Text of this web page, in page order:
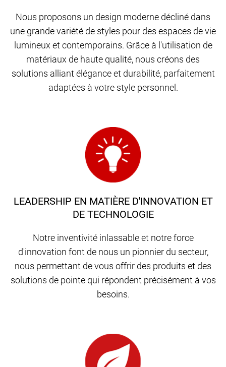
Nous proposons un design moderne décliné dans
une grande variété de styles pour des espaces de vie
lumineux et contemporains. Grâce à l'utilisation de
matériaux de haute qualité, nous créons des
solutions alliant élégance et durabilité, parfaitement
adaptées à votre style personnel.
LEADERSHIP EN MATIÈRE D'INNOVATION ET
DE TECHNOLOGIE
Notre inventivité inlassable et notre force
d'innovation font de nous un pionnier du secteur,
nous permettant de vous offrir des produits et des
solutions de pointe qui répondent précisément à vos
besoins.